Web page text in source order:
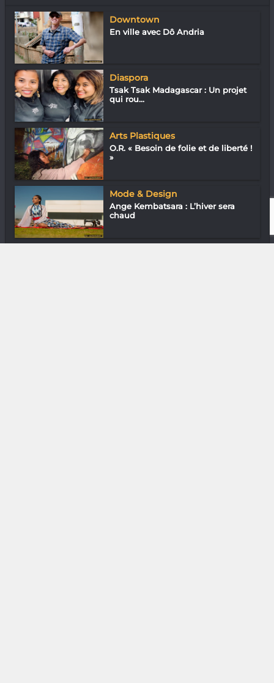
Downtown
En ville avec Dô Andria
Diaspora
Tsak Tsak Madagascar : Un projet
qui rou...
Arts Plastiques
O.R. « Besoin de folie et de liberté !
»
Mode & Design
Ange Kembatsara : L’hiver sera
chaud